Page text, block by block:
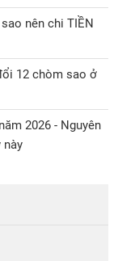
nên chi TIỀN
12 chòm sao ở
2026 - Nguyên
này